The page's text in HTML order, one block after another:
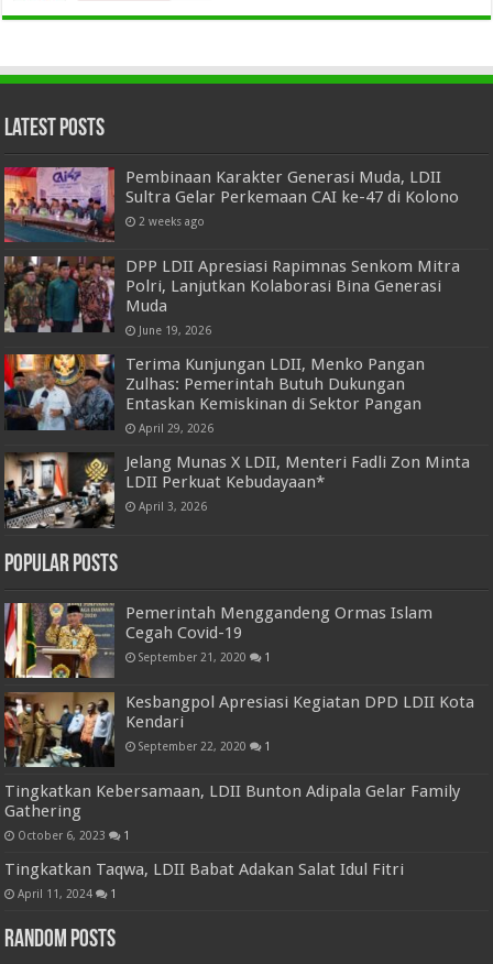
Latest Posts
Pembinaan Karakter Generasi Muda, LDII
Sultra Gelar Perkemaan CAI ke-47 di Kolono
2 weeks ago
DPP LDII Apresiasi Rapimnas Senkom Mitra
Polri, Lanjutkan Kolaborasi Bina Generasi
Muda
June 19, 2026
Terima Kunjungan LDII, Menko Pangan
Zulhas: Pemerintah Butuh Dukungan
Entaskan Kemiskinan di Sektor Pangan
April 29, 2026
Jelang Munas X LDII, Menteri Fadli Zon Minta
LDII Perkuat Kebudayaan*
April 3, 2026
Popular Posts
Pemerintah Menggandeng Ormas Islam
Cegah Covid-19
September 21, 2020 1
Kesbangpol Apresiasi Kegiatan DPD LDII Kota
Kendari
September 22, 2020 1
Tingkatkan Kebersamaan, LDII Bunton Adipala Gelar Family
Gathering
October 6, 2023 1
Tingkatkan Taqwa, LDII Babat Adakan Salat Idul Fitri
April 11, 2024 1
Random Posts